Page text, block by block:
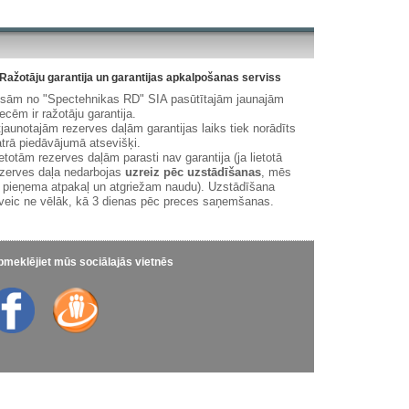
garantija un garantijas apkalpošanas serviss
no "Spectehnikas RD" SIA pasūtītajām jaunajām
ir ražotāju garantija.
rezerves daļām garantijas laiks tiek norādīts
piedāvājumā atsevišķi.
rezerves daļām parasti nav garantija (ja lietotā
daļa nedarbojas uzreiz pēc uzstādīšanas, mēs
atpakaļ un atgriežam naudu). Uzstādīšana
ne vēlāk, kā 3 dienas pēc preces saņemšanas.
mūs sociālajās vietnēs